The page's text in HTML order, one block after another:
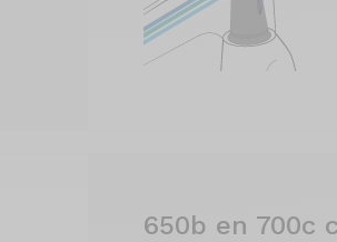
650b en 700c